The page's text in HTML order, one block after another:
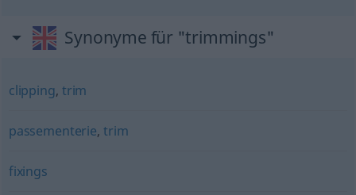
Synonyme für "trimmings"
clipping, trim
passementerie,trim
fixings